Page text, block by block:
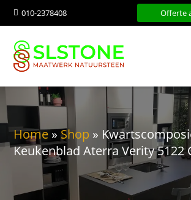
 010-2378408 Offerte
Home»Shop »
Keukenblad Aterra Verity 5122